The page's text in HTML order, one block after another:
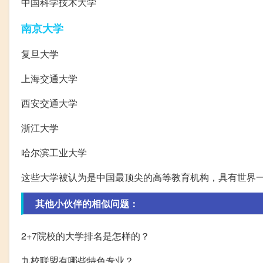
南京大学
复旦大学
上海交通大学
西安交通大学
浙江大学
哈尔滨工业大学
这些大学被认为是中国最顶尖的高等教育机构，具有世界
其他小伙伴的相似问题：
2+7院校的大学排名是怎样的？
九校联盟有哪些特色专业？